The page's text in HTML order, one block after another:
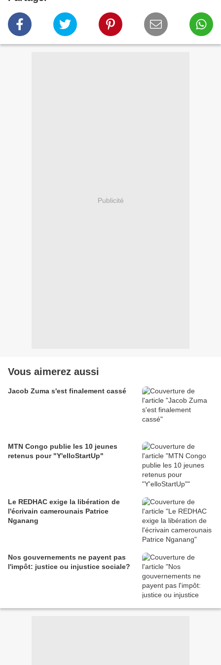
Publicité
Vous aimerez aussi
Jacob Zuma s'est finalement cassé
MTN Congo publie les 10 jeunes
retenus pour "Y'elloStartUp"
Le REDHAC exige la libération de
l'écrivain camerounais Patrice
Nganang
Nos gouvernements ne payent pas
l'impôt: justice ou injustice sociale?